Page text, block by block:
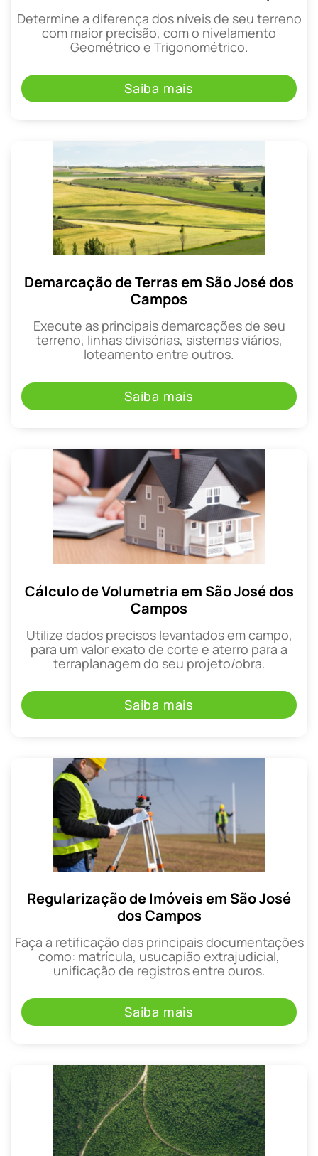
Determine a diferença dos níveis de seu terreno
com maior precisão, com o nivelamento
Geométrico e Trigonométrico.
Saiba mais
Demarcação de Terras em São José dos
Campos
Execute as principais demarcações de seu
terreno, linhas divisórias, sistemas viários,
loteamento entre outros.
Saiba mais
Cálculo de Volumetria em São José dos
Campos
Utilize dados precisos levantados em campo,
para um valor exato de corte e aterro para a
terraplanagem do seu projeto/obra.
Saiba mais
Regularização de Imóveis em São José
dos Campos
Faça a retificação das principais documentações
como: matrícula, usucapião extrajudicial,
unificação de registros entre ouros.
Saiba mais